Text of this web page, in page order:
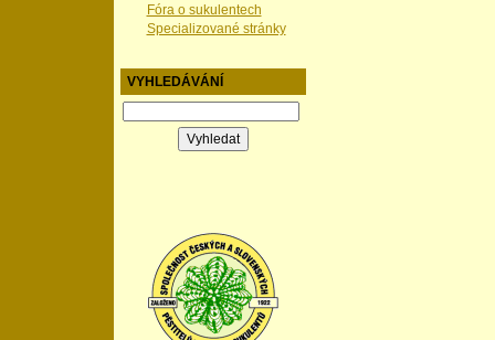
Fóra o sukulentech
Specializované stránky
VYHLEDÁVÁNÍ